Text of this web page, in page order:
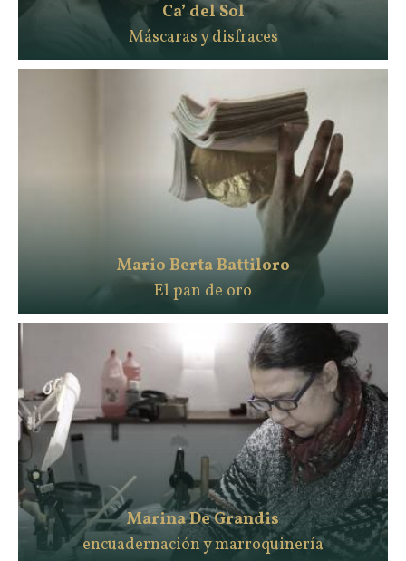
Ca’ del Sol
Máscaras y disfraces
Mario Berta Battiloro
El pan de oro
Marina De Grandis
encuadernación y marroquinería